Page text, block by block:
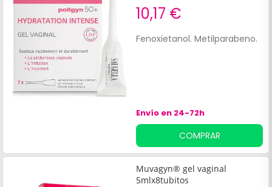
10,17 €
Fenoxietanol. Metilparabeno.
Envío en 24-72h
COMPRAR
Muvagyn® gel vaginal
5mlx8tubitos